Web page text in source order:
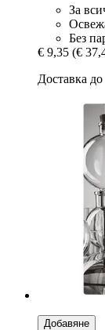
За
Без
€ 9,35 (€
Доставка
Добавяне